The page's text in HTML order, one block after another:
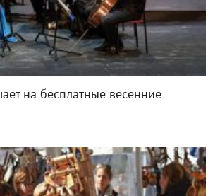
на бесплатные весенние